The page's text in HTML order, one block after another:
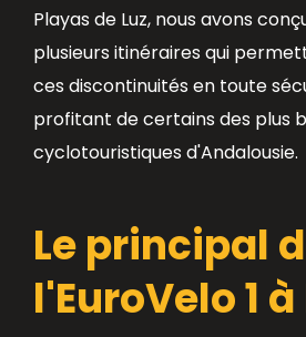
Playas de Luz, nous avons
plusieurs itinéraires qui
ces discontinuités en toute
profitant de certains des plus
cyclotouristiques d'Andalousie.
Le principal
l'EuroVelo 1